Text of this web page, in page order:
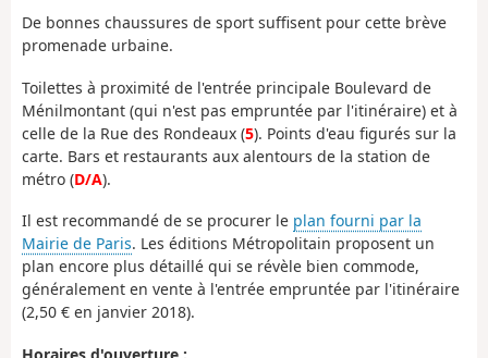
De bonnes chaussures de sport suffisent pour cette brève
promenade urbaine.
Toilettes à proximité de l'entrée principale Boulevard de
Ménilmontant (qui n'est pas empruntée par l'itinéraire) et à
celle de la Rue des Rondeaux (5). Points d'eau figurés sur la
carte. Bars et restaurants aux alentours de la station de
métro (D/A).
Il est recommandé de se procurer le plan fourni par la
Mairie de Paris. Les éditions Métropolitain proposent un
plan encore plus détaillé qui se révèle bien commode,
généralement en vente à l'entrée empruntée par l'itinéraire
(2,50 € en janvier 2018).
Horaires d'ouverture :